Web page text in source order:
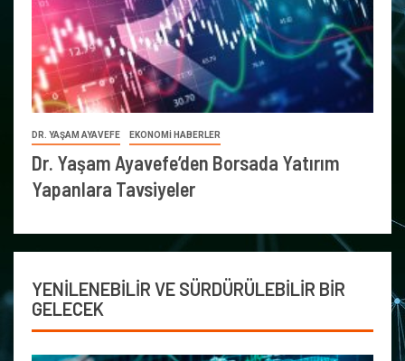
DR. YAŞAM AYAVEFE EKONOMİ HABERLER
Dr. Yaşam Ayavefe’den Borsada Yatırım
Yapanlara Tavsiyeler
YENİLENEBİLİR VE SÜRDÜRÜLEBİLİR BİR
GELECEK